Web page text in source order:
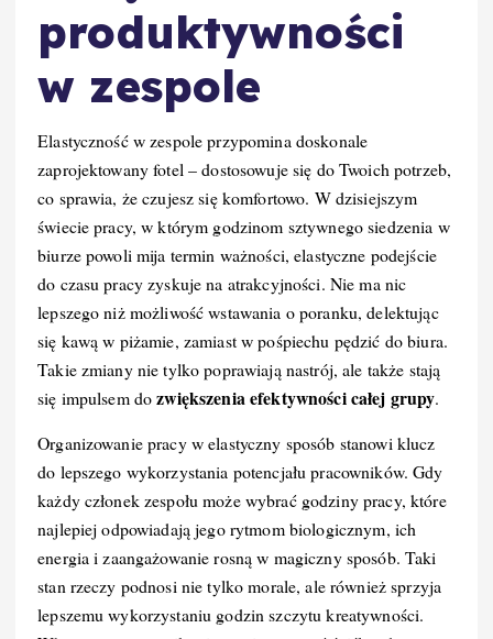
produktywności
w zespole
Elastyczność w zespole przypomina doskonale
zaprojektowany fotel – dostosowuje się do Twoich potrzeb,
co sprawia, że czujesz się komfortowo. W dzisiejszym
świecie pracy, w którym godzinom sztywnego siedzenia w
biurze powoli mija termin ważności, elastyczne podejście
do czasu pracy zyskuje na atrakcyjności. Nie ma nic
lepszego niż możliwość wstawania o poranku, delektując
się kawą w piżamie, zamiast w pośpiechu pędzić do biura.
Takie zmiany nie tylko poprawiają nastrój, ale także stają
się impulsem dozwiększenia efektywności całej grupy.
Organizowanie pracy w elastyczny sposób stanowi klucz
do lepszego wykorzystania potencjału pracowników. Gdy
każdy członek zespołu może wybrać godziny pracy, które
najlepiej odpowiadają jego rytmom biologicznym, ich
energia i zaangażowanie rosną w magiczny sposób. Taki
stan rzeczy podnosi nie tylko morale, ale również sprzyja
lepszemu wykorzystaniu godzin szczytu kreatywności.